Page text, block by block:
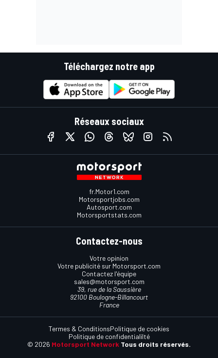
Téléchargez notre app
Réseaux sociaux
fr.Motor1.com
Motorsportjobs.com
Autosport.com
Motorsportstats.com
Contactez-nous
Votre opinion
Votre publicité sur Motorsport.com
Contactez l'équipe
sales@motorsport.com
39, rue de la Saussière
92100 Boulogne-Billancourt
France
© 2026 Motorsport Network Tous droits réservés.
Termes & ConditionsPolitique de cookies
Politique de confidentialilté